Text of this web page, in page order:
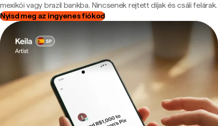
mexikói vagy brazil bankba. Nincsenek rejtett díjak és csáli felárak.
Nyisd meg az ingyenes fiókod